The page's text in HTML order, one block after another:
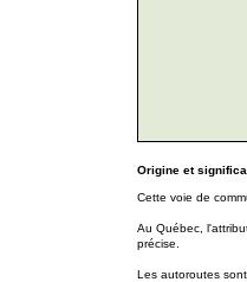
Origine et
Cette voie de
Au Québec,
précise.
Les autoroutes